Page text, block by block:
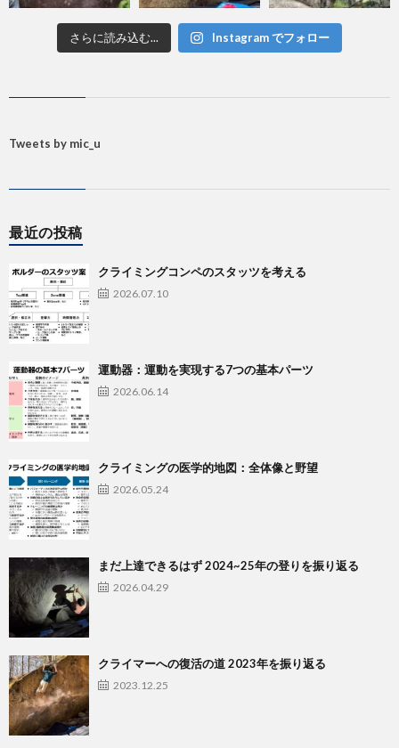
さらに読み込む... Instagram でフォロー
Tweets by mic_u
最近の投稿
クライミングコンペのスタッツを考える
2026.07.10
運動器：運動を実現する7つの基本パーツ
2026.06.14
クライミングの医学的地図：全体像と野望
2026.05.24
まだ上達できるはず 2024~25年の登りを振り返る
2026.04.29
クライマーへの復活の道 2023年を振り返る
2023.12.25